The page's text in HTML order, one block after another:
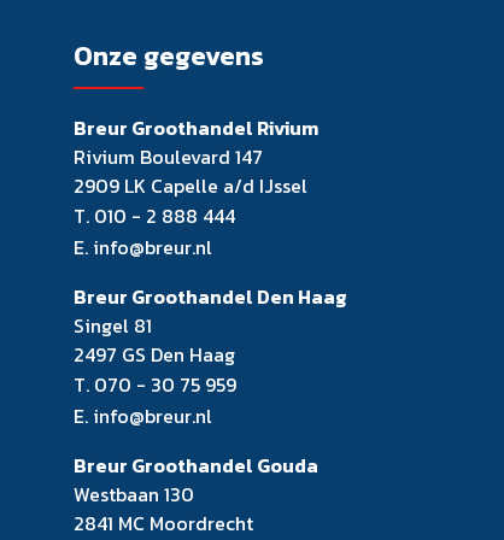
Onze gegevens
Breur Groothandel Rivium
Rivium Boulevard 147
2909 LK Capelle a/d IJssel
T. 010 - 2 888 444
E. info@breur.nl
Breur Groothandel Den Haag
Singel 81
2497 GS Den Haag
T. 070 - 30 75 959
E. info@breur.nl
Breur Groothandel Gouda
Westbaan 130
2841 MC Moordrecht